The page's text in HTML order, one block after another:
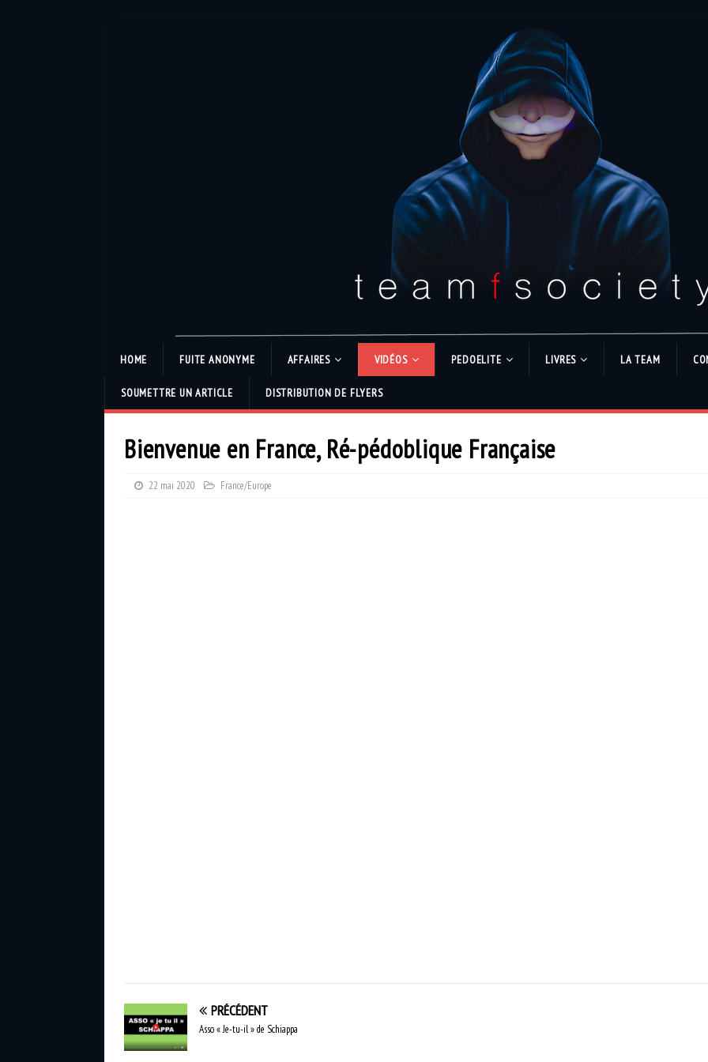
HOME FUITE ANONYME AFFAIRES VIDÉOS PEDOELITE LIVRES LA TEAM
SOUMETTRE UN ARTICLE DISTRIBUTION DE FLYERS
Bienvenue en France, Ré-pédoblique Française
22 mai 2020 France/Europe
PRÉCÉDENT
Asso « Je-tu-il » de Schiappa